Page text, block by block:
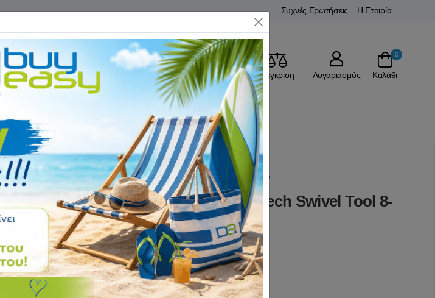
Συχνές Ερωτήσεις Η Εταιρία
Αγαπημένα Σύγκριση Λογαριασμός
0
Καλάθι
ΕΙΔΗ CAMPING Επικοινωνία
Αρχική ΧΟΜΠΙ & ΨΥΧΑΓΩΓΙΑ ΕΙΔΗ ΔΩΡΩΝ | GADGETS
Μπρελόκ Πολυεργαλείο Swiss Tech Swivel Tool 8-
in-1 21009
Αξιολόγηση: (0 Αξιολογήσεις)
Κωδικός21009
Close